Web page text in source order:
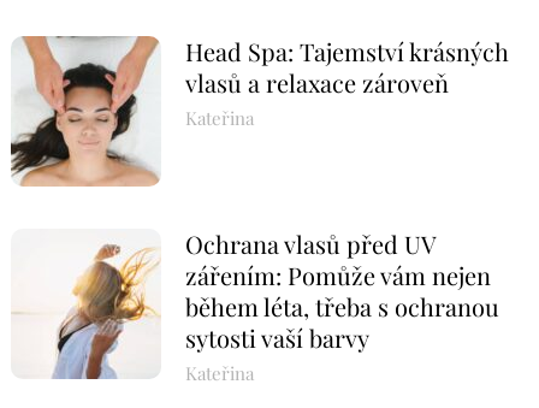
Head Spa: Tajemství krásných
vlasů a relaxace zároveň
Kateřina
Ochrana vlasů před UV
zářením: Pomůže vám nejen
během léta, třeba s ochranou
sytosti vaší barvy
Kateřina